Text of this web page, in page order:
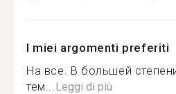
I miei argomenti preferiti
На все. В большей
тем...Leggi di più